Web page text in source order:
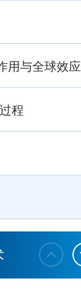
用与全球效应
程